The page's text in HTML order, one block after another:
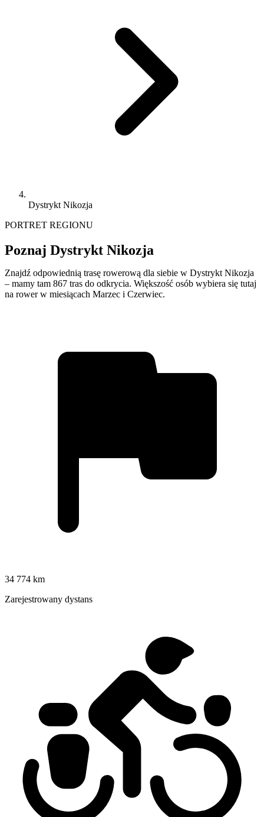
Dystrykt Nikozja
PORTRET REGIONU
Poznaj Dystrykt Nikozja
Znajdź odpowiednią trasę rowerową dla siebie w Dystrykt Nikozja
– mamy tam 867 tras do odkrycia. Większość osób wybiera się tutaj
na rower w miesiącach Marzec i Czerwiec.
34 774 km
Zarejestrowany dystans